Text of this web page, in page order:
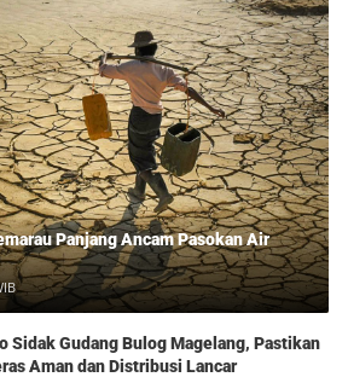
Panjang Ancam Pasokan Air
Sidak Gudang Bulog Magelang, Pastikan
Aman dan Distribusi Lancar